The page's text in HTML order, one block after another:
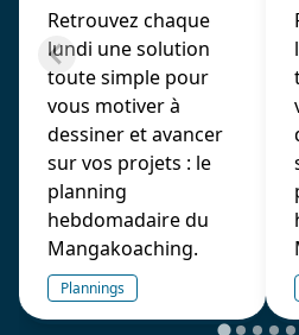
Retrouvez chaque
lundi une solution
toute simple pour
vous motiver à
dessiner et avancer
sur vos projets : le
planning
hebdomadaire du
Mangakoaching.
Plannings